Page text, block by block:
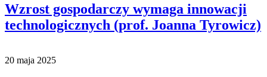
Wzrost gospodarczy wymaga innowacji
technologicznych (prof. Joanna Tyrowicz)
20 maja 2025